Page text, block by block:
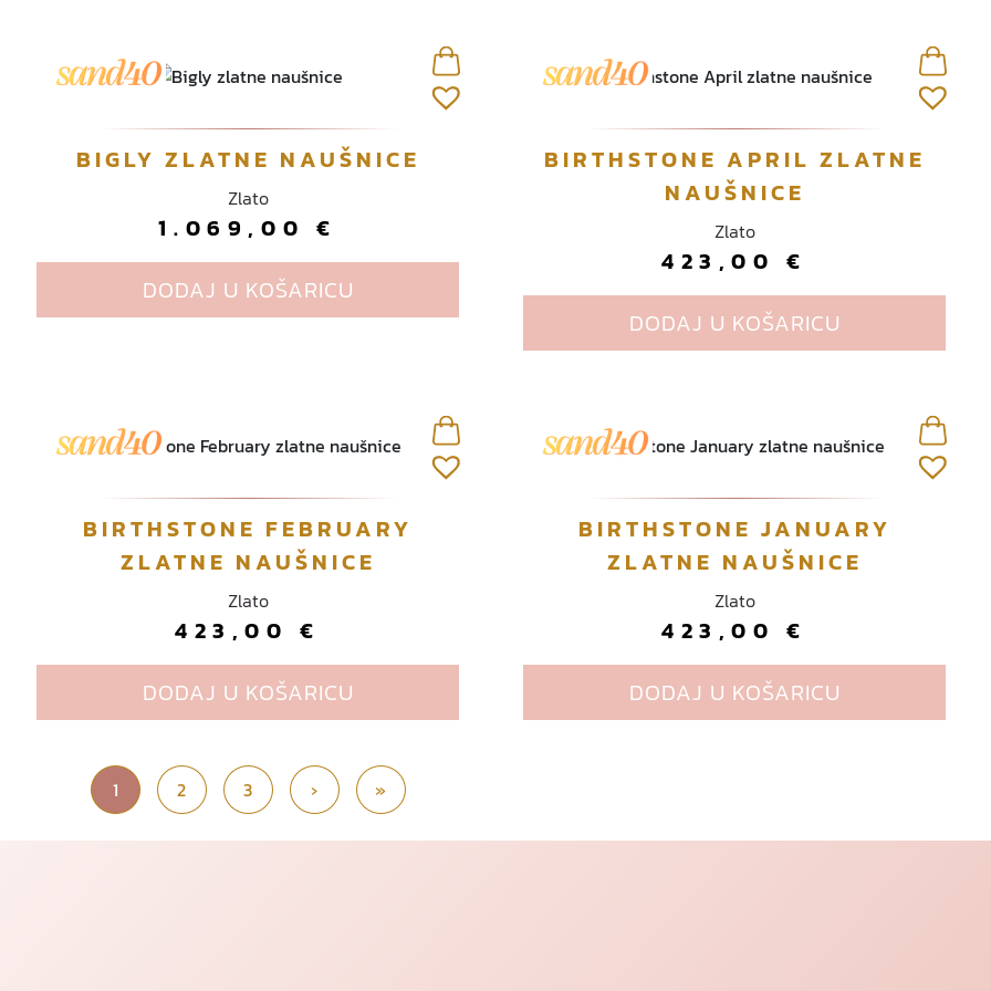
BIGLY ZLATNE NAUŠNICE
Zlato
1.069,00 €
DODAJ U KOŠARICU
BIRTHSTONE APRIL ZLATNE
NAUŠNICE
Zlato
423,00€
DODAJ U KOŠARICU
BIRTHSTONE FEBRUARY
ZLATNE NAUŠNICE
Zlato
423,00€
DODAJ U KOŠARICU
BIRTHSTONE JANUARY
ZLATNE NAUŠNICE
Zlato
423,00€
DODAJ U KOŠARICU
Current Page
1 Page
2 Page
3 › »